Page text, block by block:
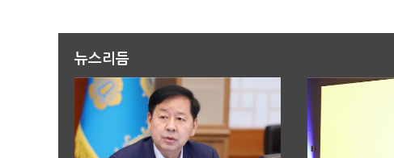
뉴스리듬